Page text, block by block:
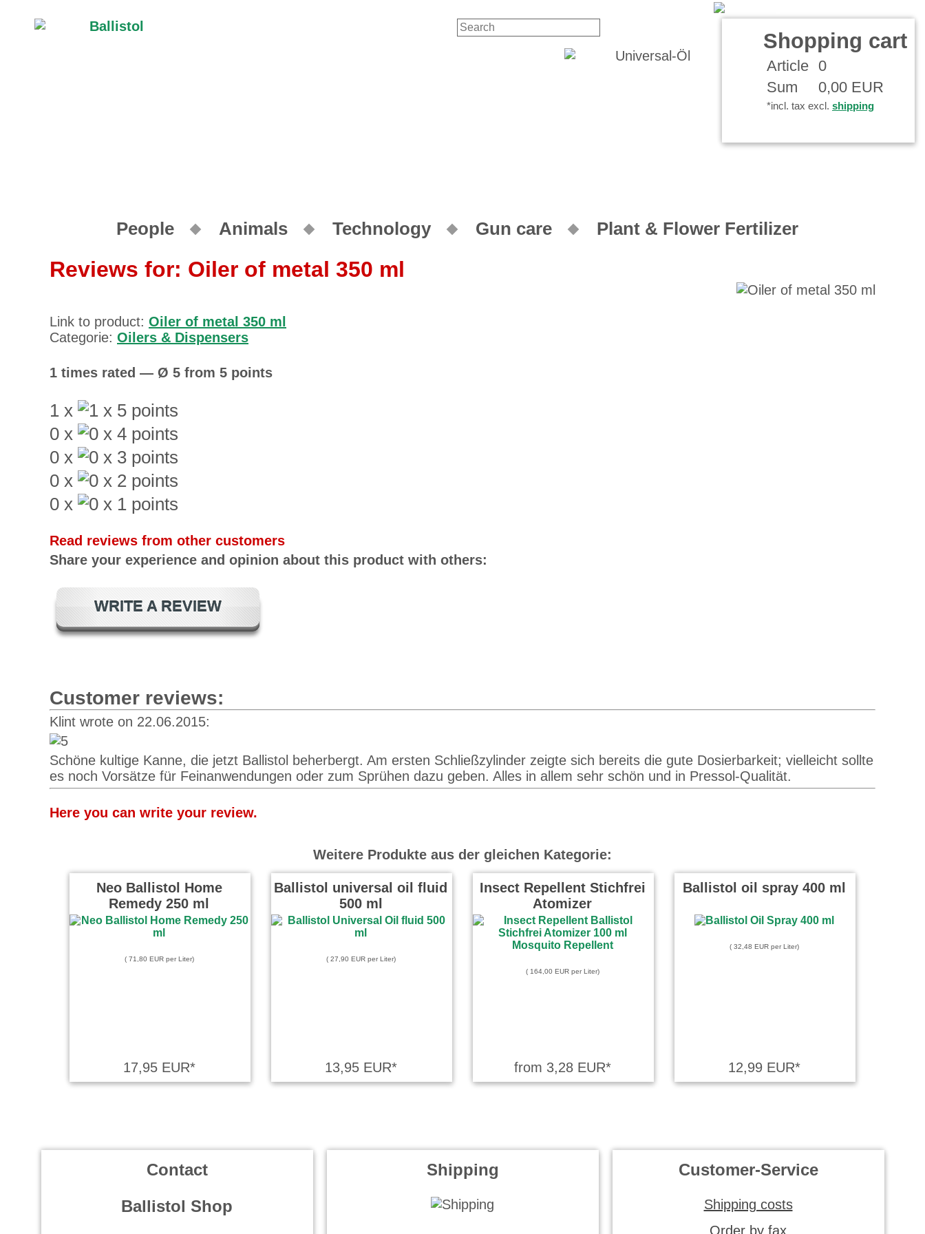
Shopping cart
Article 0
Sum
0,00 EUR
*incl. tax excl. shipping
People Animals Technology Gun care Plant & Flower Fertilizer
Reviews for: Oiler of metal 350 ml
Link to product: Oiler of metal 350 ml
Categorie: Oilers & Dispensers
1 times rated — Ø 5 from 5 points
1 x
0 x
0 x
0 x
0 x
Read reviews from other customers
Share your experience and opinion about this product with others:
WRITE A REVIEW
Customer reviews:
Klint wrote on 22.06.2015:
Schöne kultige Kanne, die jetzt Ballistol beherbergt. Am ersten Schließzylinder zeigte sich bereits die gute Dosierbarkeit; vielleicht sollte
es noch Vorsätze für Feinanwendungen oder zum Sprühen dazu geben. Alles in allem sehr schön und in Pressol-Qualität.
Here you can write your review.
Weitere Produkte aus der gleichen Kategorie:
Neo Ballistol Home
Remedy 250 ml
( 71,80 EUR per Liter)
17,95 EUR*
Ballistol universal oil fluid
500 ml
( 27,90 EUR per Liter)
13,95 EUR*
Insect Repellent Stichfrei
Atomizer
( 164,00 EUR per Liter)
from 3,28 EUR*
Ballistol oil spray 400 ml
( 32,48 EUR per Liter)
12,99 EUR*
Contact
Ballistol Shop
Shipping Customer-Service
Shipping costs
Order by fax